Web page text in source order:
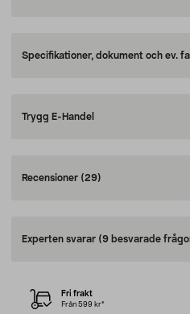
Specifikationer, dokument och ev.
Trygg E-Handel
Recensioner (29)
Experten svarar (9 besvarade
Fri frakt
Från 599 kr*